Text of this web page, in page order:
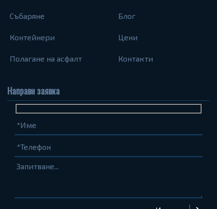
Събаряне
Контейнери
Полагане на асфалт
Блог
Цени
Контакти
Направи заявка
Име
(задължително)
Телефон
(задължително)
Запитване...